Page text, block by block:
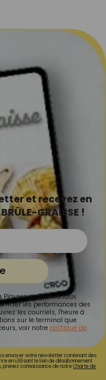
et recevez en
GRAISSE !
Players analyse le taux
les performances des
les courriels, l'heure à
sur le terminal que
voir notre politique de
envoyer votre newsletter contenant des
en utilisant le lien de désabonnement
prenez connaissance de notreCharte de